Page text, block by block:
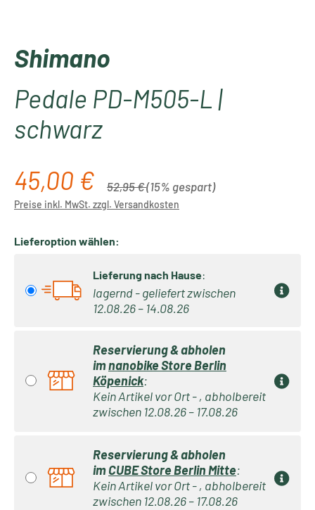
Shimano
Pedale PD-M505-L |
schwarz
Verkaufspreis:
45,00 € Regulärer Preis:
52,95 €(15% gespart)
Preise inkl. MwSt. zzgl. Versandkosten
Lieferoption wählen:
Lieferung nach Hause:
lagernd - geliefert zwischen
12.08.26 – 14.08.26
Reservierung & abholen
imnanobike Store Berlin
Köpenick:
Kein Artikel vor Ort - , abholbereit
zwischen 12.08.26 – 17.08.26
Reservierung & abholen
imCUBE Store Berlin Mitte:
Kein Artikel vor Ort - , abholbereit
zwischen 12.08.26 – 17.08.26